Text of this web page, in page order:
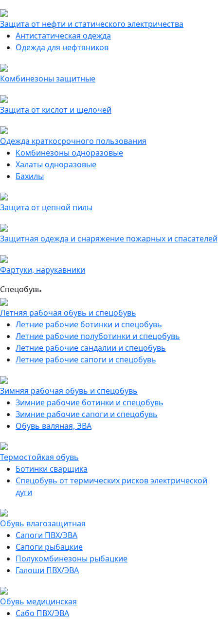
Защита от нефти и статического электричества
Антистатическая одежда
Одежда для нефтяников
Комбинезоны защитные
Защита от кислот и щелочей
Одежда краткосрочного пользования
Комбинезоны одноразовые
Халаты одноразовые
Бахилы
Защита от цепной пилы
Защитная одежда и снаряжение пожарных и спасателей
Фартуки, нарукавники
Спецобувь
Летняя рабочая обувь и спецобувь
Летние рабочие ботинки и спецобувь
Летние рабочие полуботинки и спецобувь
Летние рабочие сандалии и спецобувь
Летние рабочие сапоги и спецобувь
Зимняя рабочая обувь и спецобувь
Зимние рабочие ботинки и спецобувь
Зимние рабочие сапоги и спецобувь
Обувь валяная, ЭВА
Термостойкая обувь
Ботинки сварщика
Спецобувь от термических рисков электрической
дуги
Обувь влагозащитная
Сапоги ПВХ/ЭВА
Сапоги рыбацкие
Полукомбинезоны рыбацкие
Галоши ПВХ/ЭВА
Обувь медицинская
Сабо ПВХ/ЭВА